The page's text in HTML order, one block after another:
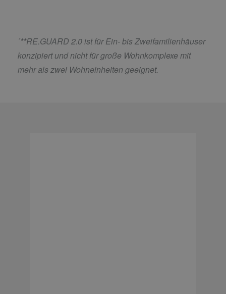
´**RE.GUARD 2.0 ist für Ein- bis Zweifamilienhäuser
konzipiert und nicht für große Wohnkomplexe mit
mehr als zwei Wohneinheiten geeignet.